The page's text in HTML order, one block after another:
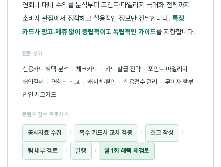
연회비 대비 수익률 분석부터 포인트·마일리지 극대화 전략까지
소비자 관점에서 정직하고 실용적인 정보만 전달합니다. 특정
카드사 광고·제휴 없이 중립적이고 독립적인 가이드를 지향합니다.
전문 분야
신용카드 혜택 분석 · 체크카드 · 카드 발급 전략 · 포인트·마일리지 ·
해외결제 · 연회비 비교 · 캐시백·할인 · 신용점수 관리 · 무이자 할부 ·
법인·체크카드
콘텐츠 검수 프로세스
공시자료 수집 › 복수 카드사 교차 검증 › 초고 작성 ›
팀 내부 검토 › 발행 › 월 1회 혜택 재검토